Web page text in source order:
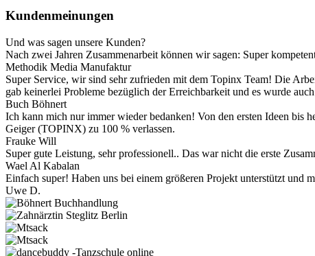
Kundenmeinungen
Und was sagen unsere Kunden?
Nach zwei Jahren Zusammenarbeit können wir sagen: Super
Methodik Media Manufaktur
Super Service, wir sind sehr zufrieden mit dem Topinx Team! Die
gab keinerlei Probleme bezüglich der Erreichbarkeit und es wurde
Buch Böhnert
Ich kann mich nur immer wieder bedanken! Von den ersten Ideen bis
Geiger (TOPINX) zu 100 % verlassen.
Frauke Will
Super gute Leistung, sehr professionell.. Das war nicht die erste
Wael Al Kabalan
Einfach super! Haben uns bei einem größeren Projekt unterstützt und
Uwe D.